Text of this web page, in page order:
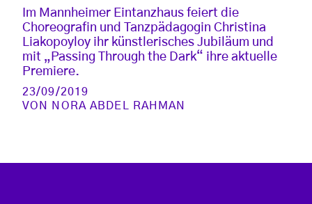
Im Mannheimer Eintanzhaus feiert die
Choreografin und Tanzpädagogin Christina
Liakopoyloy ihr künstlerisches Jubiläum und
mit „Passing Through the Dark“ ihre aktuelle
Premiere.
23/09/2019
VON
NORA ABDEL RAHMAN